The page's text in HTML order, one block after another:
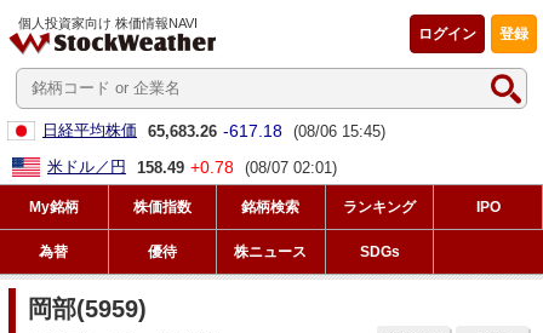
個人投資家向け 株価情報NAVI
登録
ログイン
日経平均株価 65,683.26 -617.18 (08/06 15:45)
米ドル／円
158.49 +0.78 (08/07 02:01)
My銘柄 株価指数 銘柄検索 ランキング IPO
為替 優待 株ニュース SDGs
岡部(5959)